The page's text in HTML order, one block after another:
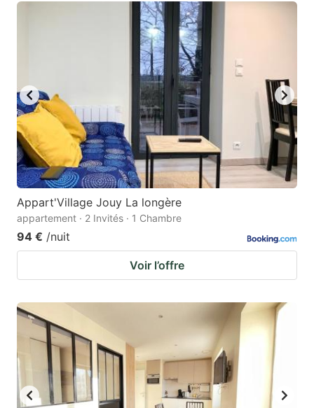
Appart'Village Jouy La longère
appartement · 2 Invités · 1 Chambre
94 € /nuit
Voir l’offre